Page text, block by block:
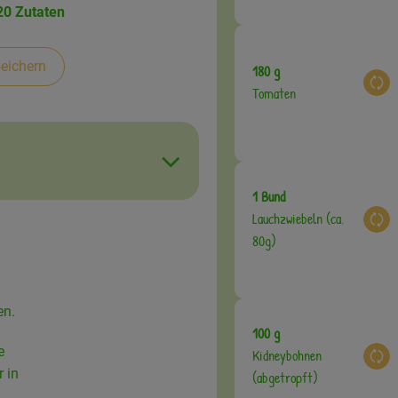
Zutaten
in
180 g
Tomaten
1 Bund
Lauchzwiebeln (ca.
80g)
100 g
Kidneybohnen
(abgetropft)